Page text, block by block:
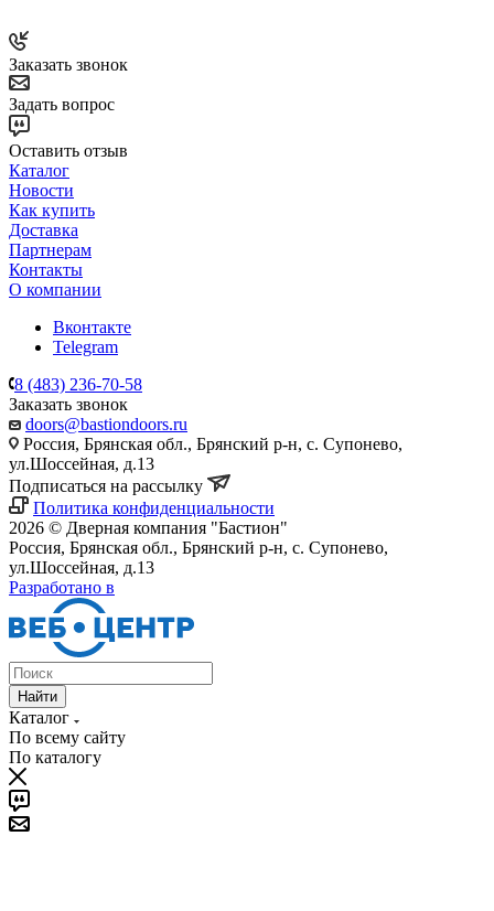
Заказать звонок
Задать вопрос
Оставить отзыв
Каталог
Новости
Как купить
Доставка
Партнерам
Контакты
О компании
Вконтакте
Telegram
8 (483) 236-70-58
Заказать звонок
doors@bastiondoors.ru
Россия, Брянская обл., Брянский р-н, с. Супонево,
ул.Шоссейная, д.13
Подписаться на рассылку
Политика конфиденциальности
2026 © Дверная компания "Бастион"
Россия, Брянская обл., Брянский р-н, с. Супонево,
ул.Шоссейная, д.13
Разработано в
Найти
Каталог
По всему сайту
По каталогу